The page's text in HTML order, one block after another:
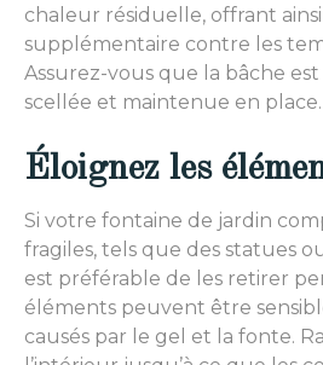
chaleur résiduelle, offrant
supplémentaire contre les
Assurez-vous que la bâche
scellée et maintenue en place.
Éloignez les
Si votre fontaine de jardin
fragiles, tels que des statues
est préférable de les retirer
éléments peuvent être
causés par le gel et la fonte.